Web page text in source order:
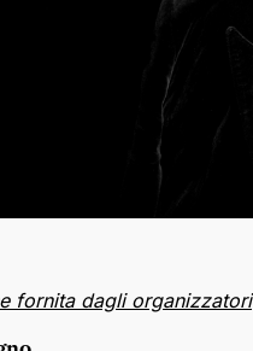
fornita dagli organizzatori